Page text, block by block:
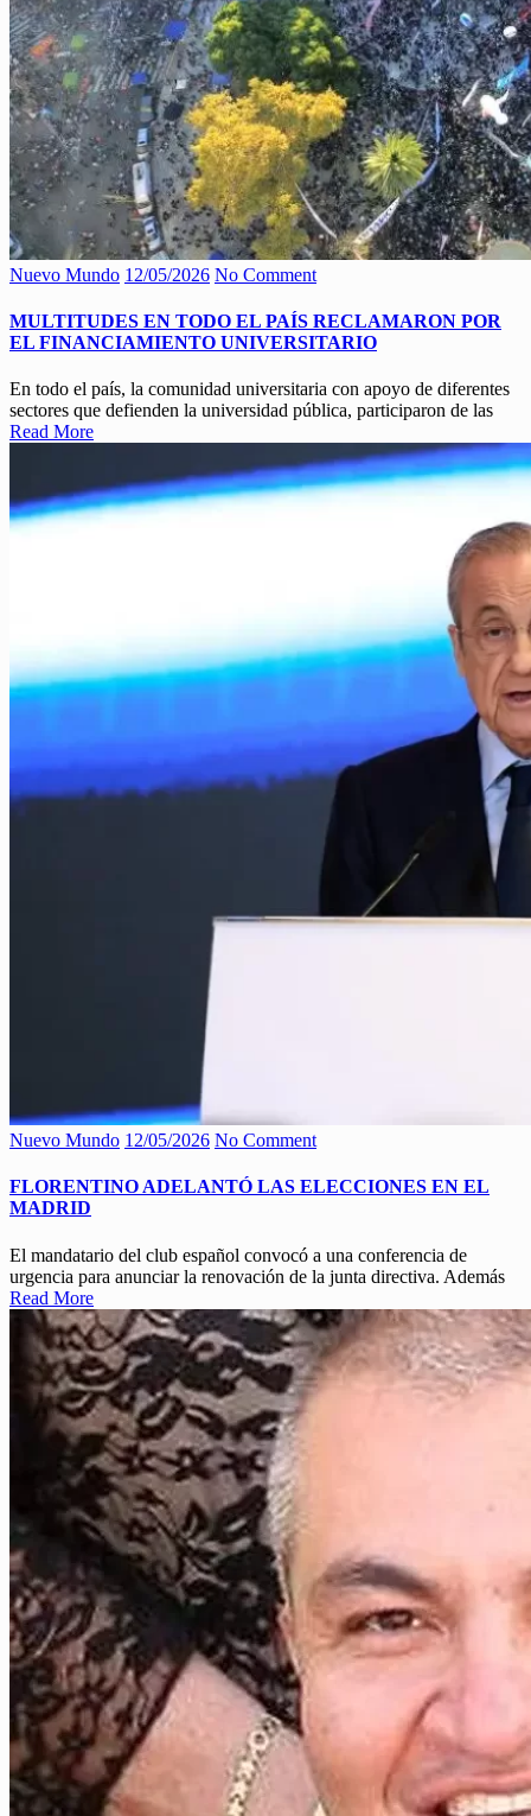
Nuevo Mundo 12/05/2026 No Comment
MULTITUDES EN TODO EL PAÍS RECLAMARON POR
EL FINANCIAMIENTO UNIVERSITARIO
En todo el país, la comunidad universitaria con apoyo de diferentes
sectores que defienden la universidad pública, participaron de las
Read More
Nuevo Mundo 12/05/2026 No Comment
FLORENTINO ADELANTÓ LAS ELECCIONES EN EL
MADRID
El mandatario del club español convocó a una conferencia de
urgencia para anunciar la renovación de la junta directiva. Además
Read More